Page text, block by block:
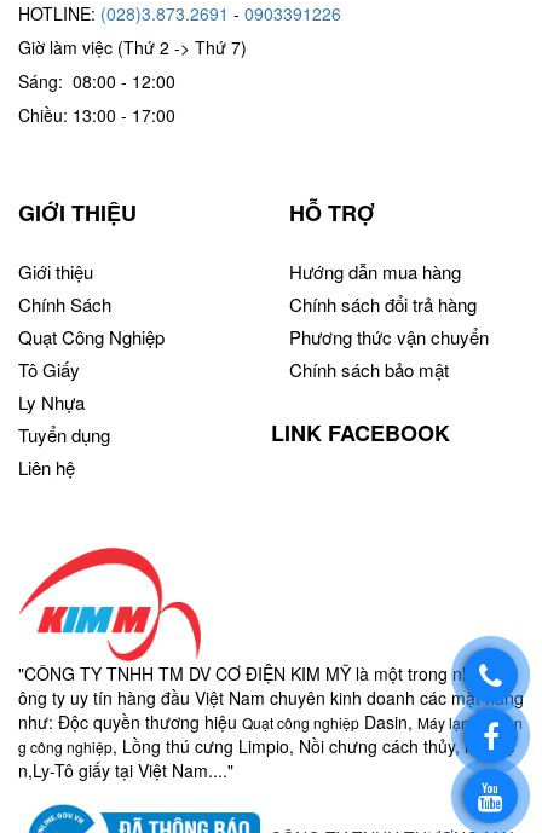
HOTLINE: (028)3.873.2691 - 0903391226
Giờ làm việc (Thứ 2 -> Thứ 7)
Sáng: 08:00 - 12:00
Chiều: 13:00 - 17:00
GIỚI THIỆU
Giới thiệu
Chính Sách
Quạt Công Nghiệp
Tô Giấy
Ly Nhựa
Tuyển dụng
Liên hệ
HỖ TRỢ
Hướng dẫn mua hàng
Chính sách đổi trả hàng
Phương thức vận chuyển
Chính sách bảo mật
LINK FACEBOOK
"CÔNG TY TNHH TM DV CƠ ĐIỆN KIM MỸ là một trong những c
ông ty uy tín hàng đầu Việt Nam chuyên kinh doanh các mặt hàng
như: Độc quyền thương hiệu Quạt công nghiệp Dasin, Máy lạnh di độn
g công nghiệp, Lồng thú cưng Limpio, Nồi chưng cách thủy, nồi điệ
n,Ly-Tô giấy tại Việt Nam...."
https://www.youtube.com/channel/UCYvT5obcI5AqSFS-